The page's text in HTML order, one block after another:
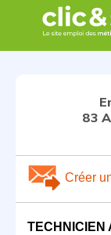
83
Créer
TECHNICIEN